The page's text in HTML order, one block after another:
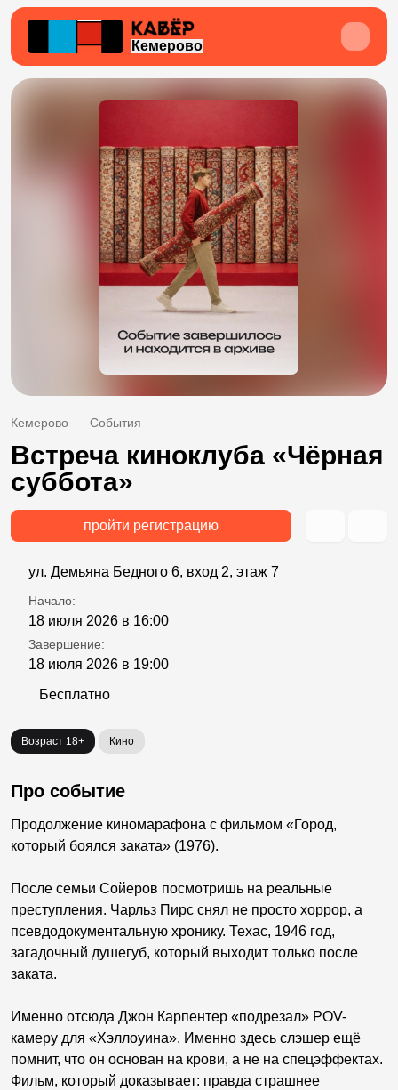
Кемерово
Кемерово События
Встреча киноклуба «Чёрная
суббота»
пройти регистрацию
ул. Демьяна Бедного 6, вход 2, этаж 7
Начало:
18 июля 2026 в 16:00
Завершение:
18 июля 2026 в 19:00
Бесплатно
Возраст 18+ Кино
Про событие
Продолжение киномарафона с фильмом «Город,
который боялся заката» (1976).
После семьи Сойеров посмотришь на реальные
преступления. Чарльз Пирс снял не просто хоррор, а
псевдодокументальную хронику. Техас, 1946 год,
загадочный душегуб, который выходит только после
заката.
Именно отсюда Джон Карпентер «подрезал» POV-
камеру для «Хэллоуина». Именно здесь слэшер ещё
помнит, что он основан на крови, а не на спецэффектах.
Фильм, который доказывает: правда страшнее